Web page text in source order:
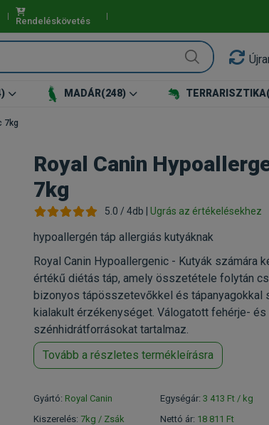
Rendeléskövetés
MADÁR(248) TERRARISZTIKA
7kg
Royal Canin
7kg
5.0 / 4db | Ugrás az értékelésekhez
hypoallergén táp allergiás kutyáknak
Royal Canin Hypoallergenic - Kutyák számára
értékű diétás táp, amely összetétele folytán
bizonyos tápösszetevőkkel és tápanyagokkal
kialakult érzékenységet. Válogatott fehérje- és
szénhidrátforrásokat tartalmaz.
Tovább a részletes termékleírásra
Gyártó: Royal Canin
Kiszerelés: 7kg / Zsák
Egységár: 3 413 Ft / kg
Nettó ár: 18 811 Ft